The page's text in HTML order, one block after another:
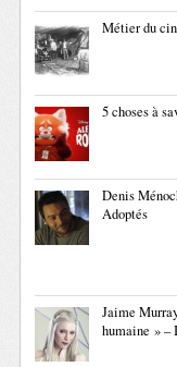
Métier du
5 choses à
Denis
Adoptés
Jaime
humaine » –